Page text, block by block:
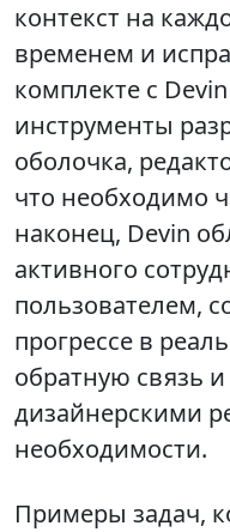
контекст на
временем и
комплекте с
инструменты
оболочка,
что необходимо
наконец, Devin
активного
пользователем,
прогрессе в
обратную связь
дизайнерскими
необходимости.
Примеры задач,